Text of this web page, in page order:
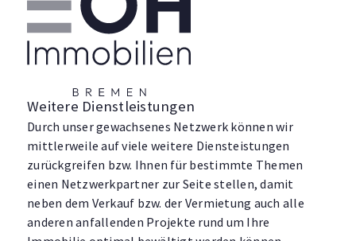
Weitere Dienstleistungen
Durch unser gewachsenes Netzwerk können wir
mittlerweile auf viele weitere Diensteistungen
zurückgreifen bzw. Ihnen für bestimmte Themen
einen Netzwerkpartner zur Seite stellen, damit
neben dem Verkauf bzw. der Vermietung auch alle
anderen anfallenden Projekte rund um Ihre